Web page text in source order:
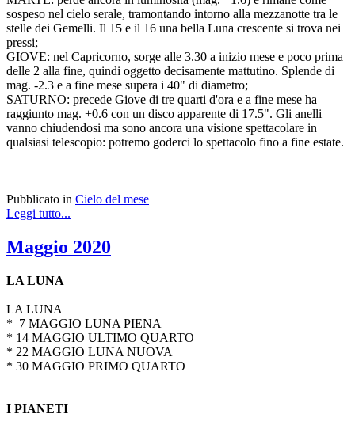
sospeso nel cielo serale, tramontando intorno alla mezzanotte tra le
stelle dei Gemelli. Il 15 e il 16 una bella Luna crescente si trova nei
pressi;
GIOVE: nel Capricorno, sorge alle 3.30 a inizio mese e poco prima
delle 2 alla fine, quindi oggetto decisamente mattutino. Splende di
mag. -2.3 e a fine mese supera i 40" di diametro;
SATURNO: precede Giove di tre quarti d'ora e a fine mese ha
raggiunto mag. +0.6 con un disco apparente di 17.5". Gli anelli
vanno chiudendosi ma sono ancora una visione spettacolare in
qualsiasi telescopio: potremo goderci lo spettacolo fino a fine estate.
Pubblicato in Cielo del mese
Leggi tutto...
Maggio 2020
LA LUNA
LA LUNA
* 7 MAGGIO LUNA PIENA
* 14 MAGGIO ULTIMO QUARTO
* 22 MAGGIO LUNA NUOVA
* 30 MAGGIO PRIMO QUARTO
I PIANETI